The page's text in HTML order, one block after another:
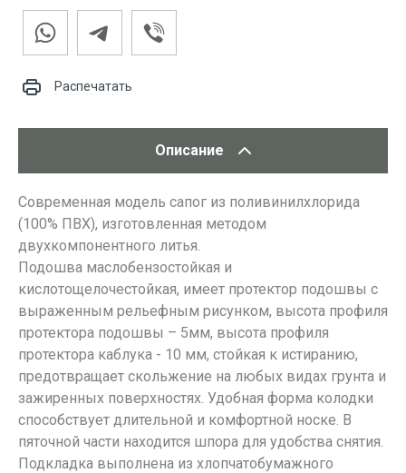
Распечатать
Описание
Современная модель сапог из поливинилхлорида
(100% ПВХ), изготовленная методом
двухкомпонентного литья.
Подошва маслобензостойкая и
кислотощелочестойкая, имеет протектор подошвы с
выраженным рельефным рисунком, высота профиля
протектора подошвы – 5мм, высота профиля
протектора каблука - 10 мм, стойкая к истиранию,
предотвращает скольжение на любых видах грунта и
зажиренных поверхностях. Удобная форма колодки
способствует длительной и комфортной носке. В
пяточной части находится шпора для удобства снятия.
Подкладка выполнена из хлопчатобумажного